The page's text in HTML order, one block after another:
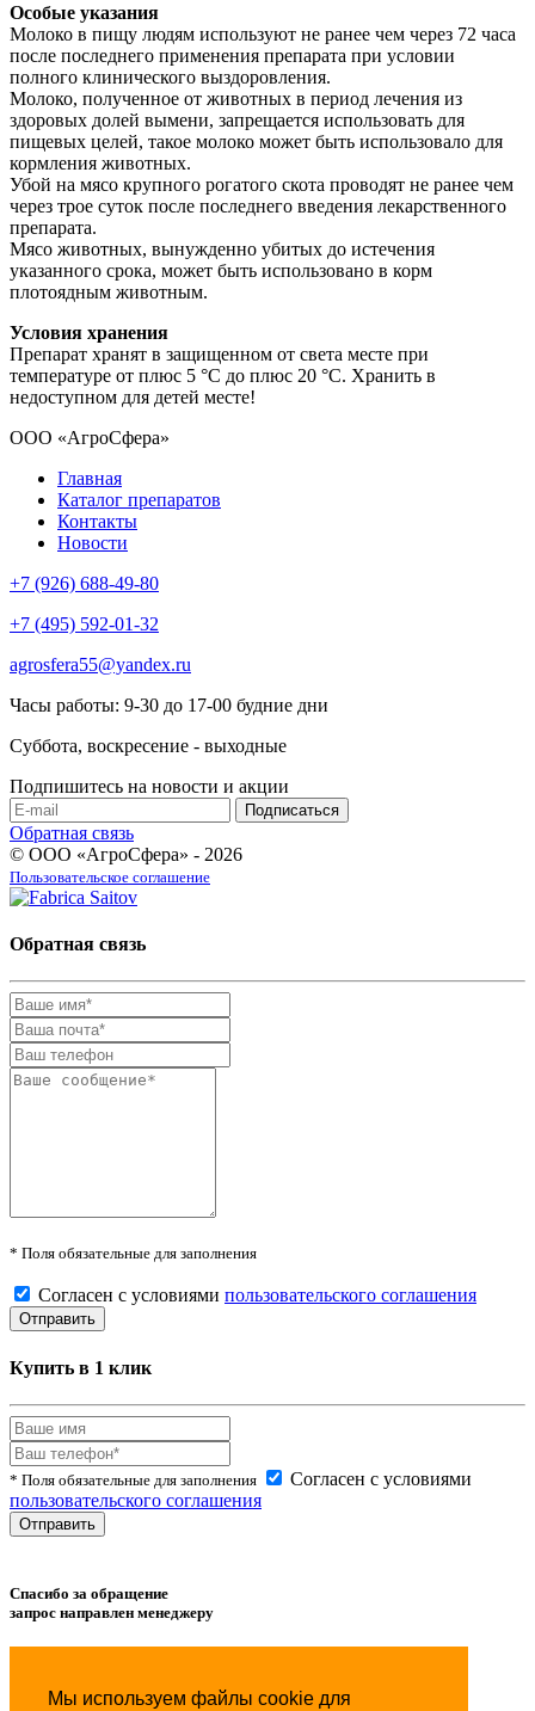
Мы используем файлы cookie для
Особые указания
Молоко в пищу людям используют не ранее чем через 72 часа
после последнего применения препарата при условии
полного клинического выздоровления.
Молоко, полученное от животных в период лечения из
здоровых долей вымени, запрещается использовать для
пищевых целей, такое молоко может быть использовало для
кормления животных.
Убой на мясо крупного рогатого скота проводят не ранее чем
через трое суток после последнего введения лекарственного
препарата.
Мясо животных, вынужденно убитых до истечения
указанного срока, может быть использовано в корм
плотоядным животным.
Условия хранения
Препарат хранят в защищенном от света месте при
температуре от плюс 5 °С до плюс 20 °С. Хранить в
недоступном для детей месте!
ООО «АгроСфера»
Главная
Каталог препаратов
Контакты
Новости
+7 (926) 688-49-80
+7 (495) 592-01-32
agrosfera55@yandex.ru
Часы работы: 9-30 до 17-00 будние дни
Суббота, воскресение - выходные
Подпишитесь на новости и акции
Обратная связь
© ООО «АгроСфера» - 2026
Пользовательское соглашение
Обратная связь
* Поля обязательные для заполнения
Согласен с условиями пользовательского соглашения
Купить в 1 клик
* Поля обязательные для заполнения
Согласен с условиями
пользовательского соглашения
Спасибо за обращение
запрос направлен менеджеру